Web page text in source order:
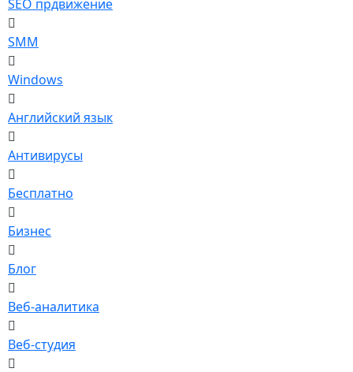
SEO прдвижение
SMM
Windows
Английский язык
Антивирусы
Бесплатно
Бизнес
Блог
Веб-аналитика
Веб-студия